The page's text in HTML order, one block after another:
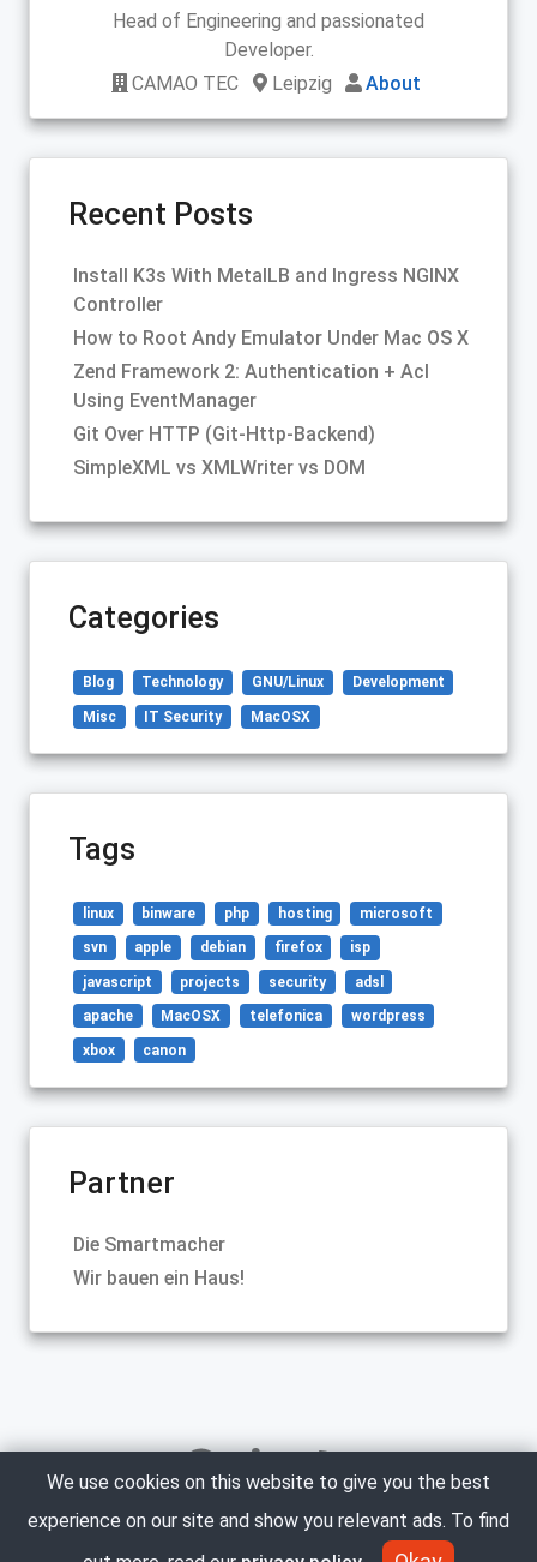
Head of Engineering and passionated
Developer.
CAMAO TEC
Leipzig About
Recent Posts
Install K3s With MetalLB and Ingress NGINX
Controller
How to Root Andy Emulator Under Mac OS X
Zend Framework 2: Authentication + Acl
Using EventManager
Git Over HTTP (Git-Http-Backend)
SimpleXML vs XMLWriter vs DOM
Categories
Blog Technology GNU/Linux Development
Misc IT Security MacOSX
Tags
linux binware php hosting microsoft
svn apple debian firefox isp
javascript projects security adsl
apache MacOSX telefonica wordpress
xbox canon
Partner
Die Smartmacher
Wir bauen ein Haus!
Copyright © 2005-2023 Marco Neumann. All Rights
Reserved.
We use cookies on this website to give you the best
experience on our site and show you relevant ads. To find